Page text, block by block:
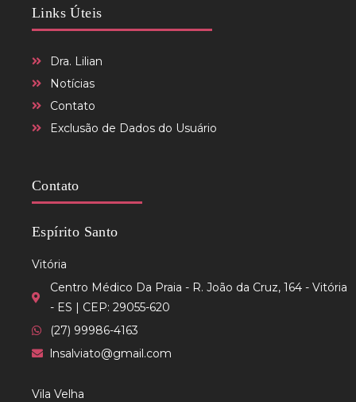
Links Úteis
Dra. Lilian
Notícias
Contato
Exclusão de Dados do Usuário
Contato
Espírito Santo
Vitória
Centro Médico Da Praia - R. João da Cruz, 164 - Vitória
- ES | CEP: 29055-620
(27) 99986-4163
lnsalviato@gmail.com
Vila Velha